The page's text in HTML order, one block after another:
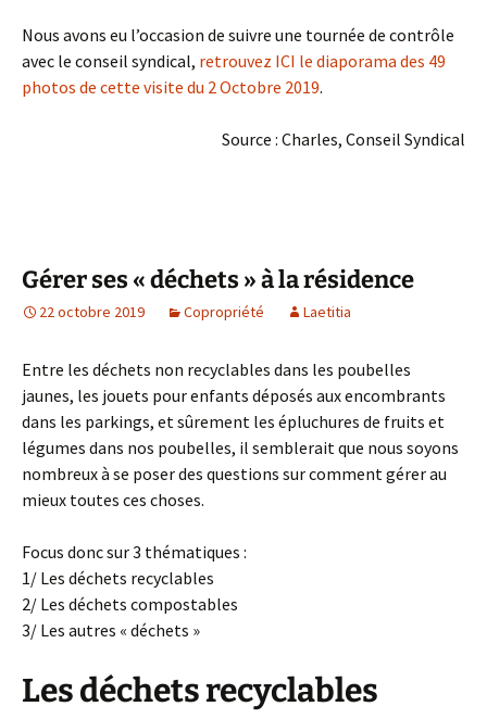
Nous avons eu l’occasion de suivre une tournée de contrôle
avec le conseil syndical, retrouvez ICI le diaporama des 49
photos de cette visite du 2 Octobre 2019.
Source : Charles, Conseil Syndical
Gérer ses « déchets » à la résidence
22 octobre 2019 Copropriété Laetitia
Entre les déchets non recyclables dans les poubelles
jaunes, les jouets pour enfants déposés aux encombrants
dans les parkings, et sûrement les épluchures de fruits et
légumes dans nos poubelles, il semblerait que nous soyons
nombreux à se poser des questions sur comment gérer au
mieux toutes ces choses.
Focus donc sur 3 thématiques :
1/ Les déchets recyclables
2/ Les déchets compostables
3/ Les autres « déchets »
Les déchets recyclables